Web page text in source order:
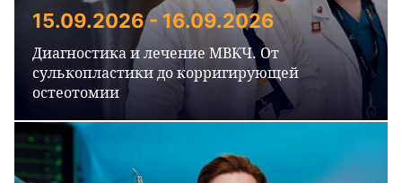
15.09.2026 - 16.09.2026
Диагностика и лечение МВКЧ. От
сулькопластики до корригирующей
остеотомии